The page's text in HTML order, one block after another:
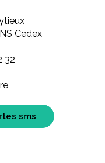
Cedex
32
sms